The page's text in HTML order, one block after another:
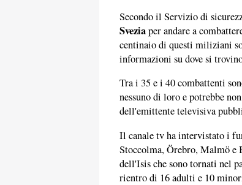
Secondo il Servizio di
Sveziaper andare a
centinaio di questi miliziani
informazioni su dove si
Tra i 35 e i 40 combattenti
nessuno di loro e potrebbe
dell'emittente televisiva
Il canale tv ha intervistato i
Stoccolma, Örebro, Malmö e
dell'Isis che sono tornati nel
rientro di 16 adulti e 10